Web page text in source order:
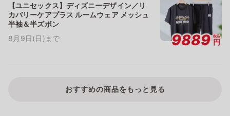
【ユニセックス】ディズニーデザイン／リ
カバリーケアプラス ルームウェア メッシュ
半袖＆半ズボン
8月9日(日)まで
9889 税込
円
おすすめの商品をもっと見る